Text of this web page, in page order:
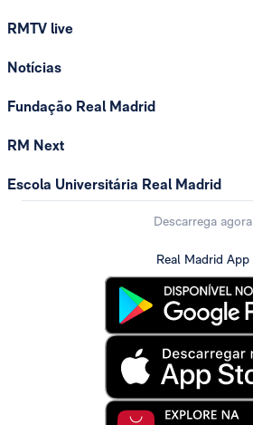
RMTV live
Notícias
Fundação Real Madrid
RM Next
Escola Universitária Real Madrid
Descarrega agora
Real Madrid App